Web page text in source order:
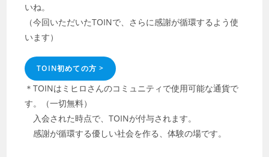
いね。
（今回いただいたTOINで、さらに感謝が循環するよう使
います）
TOIN初めての方 >
＊TOINはミヒロさんのコミュニティで使用可能な通貨で
す。（一切無料）
入会された時点で、TOINが付与されます。
感謝が循環する優しい社会を作る、体験の場です。